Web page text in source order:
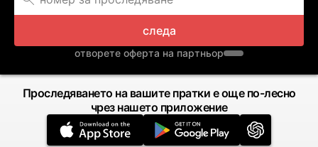
следа
отворете оферта на партньор
Проследяването на вашите пратки е още по-лесно
чрез нашето приложение